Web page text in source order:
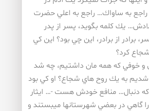
به ساواك… راجع به اعلي حضرت
يك كلمه بگويد، پسر از پدر
برادر از برادر، اين چي بود؟ اين كي
شجاع كرد؟
و خوفي كه همه مان داشتيم، چه شد
به يك روح هاي شجاع؟ او كي بود
كه دنبال… منافع خودش هست -… ايثار
را گاهي در بعضي شهرستانها ميبستند و